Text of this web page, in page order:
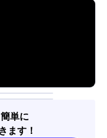
単に
ます！